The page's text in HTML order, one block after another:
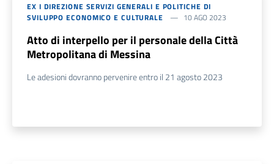
EX I DIREZIONE SERVIZI GENERALI E POLITICHE DI
SVILUPPO ECONOMICO E CULTURALE
10 AGO 2023
Atto di interpello per il personale della Città
Metropolitana di Messina
Le adesioni dovranno pervenire entro il 21 agosto 2023